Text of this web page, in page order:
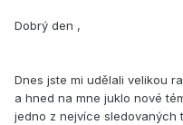
Dobrý den ,
Dnes jste mi udělali velikou
a hned na mne juklo nové
jedno z nejvíce sledovaných